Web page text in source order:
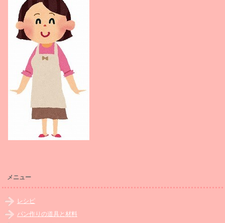
メニュー
レシピ
パン作りの道具と材料